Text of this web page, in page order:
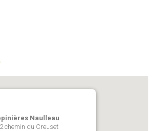
Naulleau
chemin du Creuset